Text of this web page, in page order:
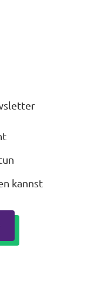
kannst